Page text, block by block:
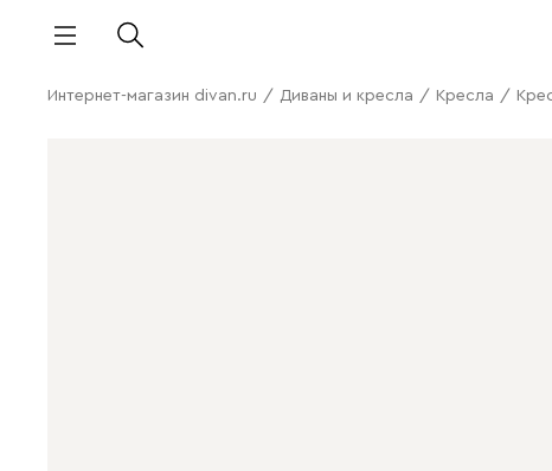
Интернет-магазин divan.ru / Диваны и кресла / Кресла /